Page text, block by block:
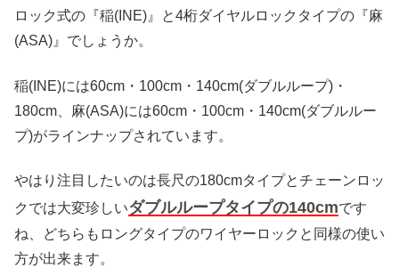
ロック式の『稲(INE)』と4桁ダイヤルロックタイプの『麻
(ASA)』でしょうか。
稲(INE)には60cm・100cm・140cm(ダブルループ)・
180cm、麻(ASA)には60cm・100cm・140cm(ダブルルー
プ)がラインナップされています。
やはり注目したいのは長尺の180cmタイプとチェーンロッ
クでは大変珍しいダブルループタイプの140cmです
ね、どちらもロングタイプのワイヤーロックと同様の使い
方が出来ます。